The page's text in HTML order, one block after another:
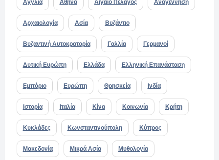
Αγγλία Αθήνα Αιγαίο Πέλαγος Αναγέννηση
Αρχαιολογία Ασία Βυζάντιο
Βυζαντινή Αυτοκρατορία Γαλλία Γερμανοί
Δυτική Ευρώπη Ελλάδα Ελληνική Επανάσταση
Εμπόριο Ευρώπη Θρησκεία Ινδία
Ιστορία Ιταλία Κίνα Κοινωνία Κρήτη
Κυκλάδες Κωνσταντινούπολη Κύπρος
Μακεδονία Μικρά Ασία Μυθολογία